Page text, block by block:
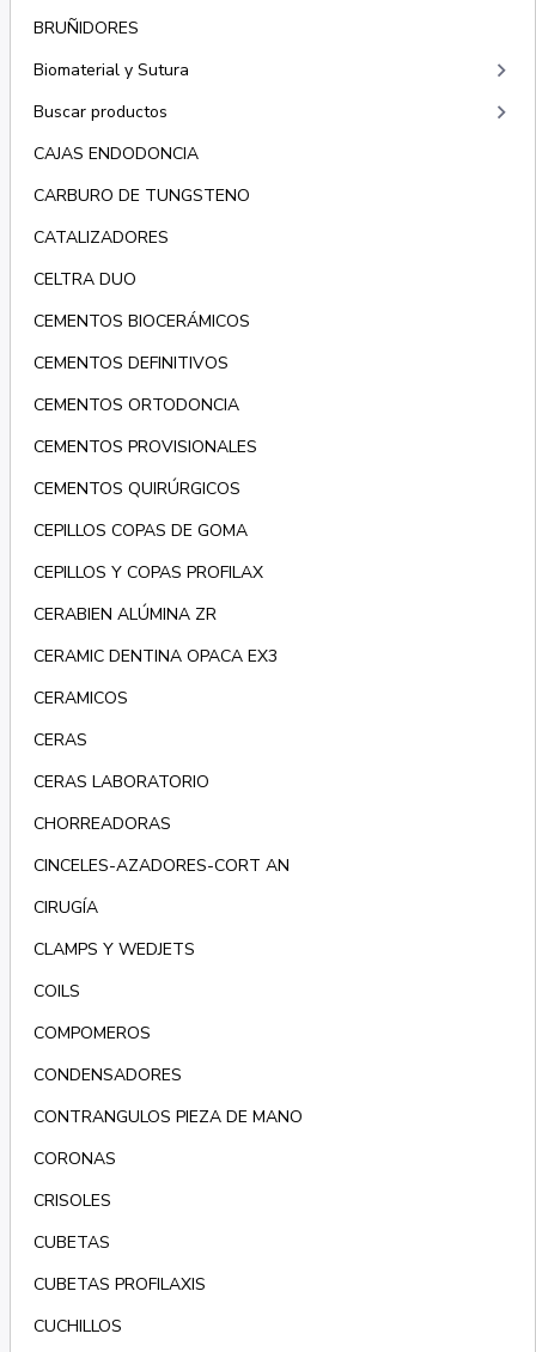
BRUÑIDORES
Biomaterial y Sutura
keyboard_arrow_right
Buscar productos keyboard_arrow_right
CAJAS ENDODONCIA
CARBURO DE TUNGSTENO
CATALIZADORES
CELTRA DUO
CEMENTOS BIOCERÁMICOS
CEMENTOS DEFINITIVOS
CEMENTOS ORTODONCIA
CEMENTOS PROVISIONALES
CEMENTOS QUIRÚRGICOS
CEPILLOS COPAS DE GOMA
CEPILLOS Y COPAS PROFILAX
CERABIEN ALÚMINA ZR
CERAMIC DENTINA OPACA EX3
CERAMICOS
CERAS
CERAS LABORATORIO
CHORREADORAS
CINCELES-AZADORES-CORT AN
CIRUGÍA
CLAMPS Y WEDJETS
COILS
COMPOMEROS
CONDENSADORES
CONTRANGULOS PIEZA DE MANO
CORONAS
CRISOLES
CUBETAS
CUBETAS PROFILAXIS
CUCHILLOS